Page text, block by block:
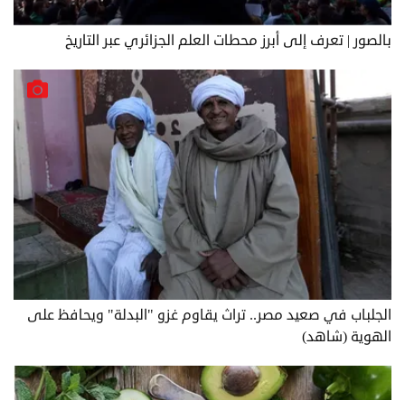
بالصور | تعرف إلى أبرز محطات العلم الجزائري عبر التاريخ
الجلباب في صعيد مصر.. تراث يقاوم غزو "البدلة" ويحافظ على
الهوية (شاهد)